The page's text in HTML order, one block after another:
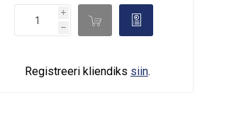
i
h
d 
Registreeri kliendiks siin.